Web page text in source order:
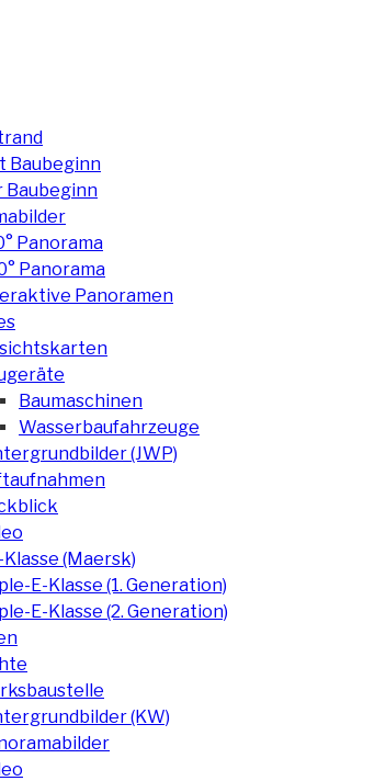
Baubeginn
Baubeginn
Panorama
Panorama
Panoramen
Baumaschinen
Wasserbaufahrzeuge
(JWP)
(Maersk)
E-Klasse (1. Generation)
E-Klasse (2. Generation)
(KW)